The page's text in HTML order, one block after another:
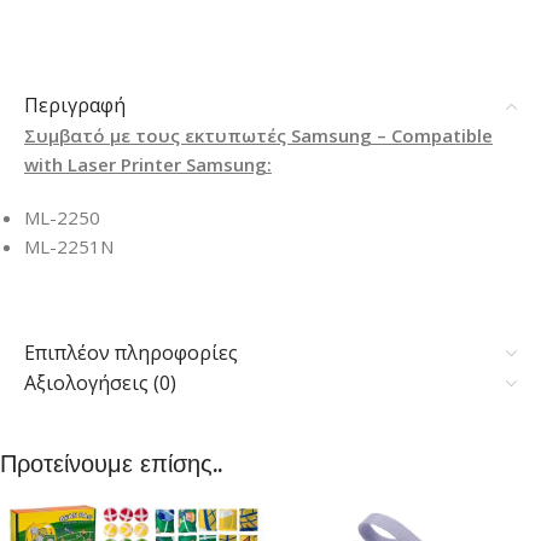
Περιγραφή
Συμβατό με τους εκτυπωτές Samsung – Compatible
with Laser Printer Samsung:
ML-2250
ML-2251N
Επιπλέον πληροφορίες
Αξιολογήσεις (0)
Προτείνουμε επίσης..